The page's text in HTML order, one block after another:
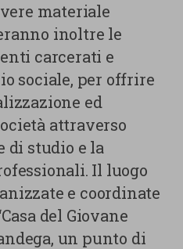
materiale
inoltre le
carcerati e
sociale, per offrire
ed
attraverso
di studio e la
Il luogo
e coordinate
del Giovane
un punto di